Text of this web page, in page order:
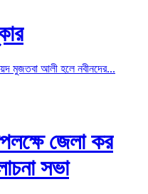
মুজতবা আলী হলে নবীনদের...
জেলা কর
সভা